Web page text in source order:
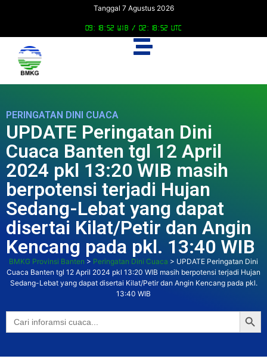
Tanggal 7 Agustus 2026
09:18:53 WIB / 02:18:53 UTC
PERINGATAN DINI CUACA
UPDATE Peringatan Dini
Cuaca Banten tgl 12 April
2024 pkl 13:20 WIB masih
berpotensi terjadi Hujan
Sedang-Lebat yang dapat
disertai Kilat/Petir dan Angin
Kencang pada pkl. 13:40 WIB
BMKG Provinsi Banten > Peringatan Dini Cuaca > UPDATE Peringatan Dini
Cuaca Banten tgl 12 April 2024 pkl 13:20 WIB masih berpotensi terjadi Hujan
Sedang-Lebat yang dapat disertai Kilat/Petir dan Angin Kencang pada pkl.
13:40 WIB
Search
for: